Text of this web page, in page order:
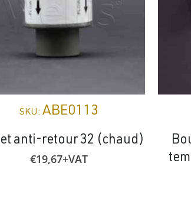
SKU: ABE0113
anti-retour 32 (chaud)
€19,67+VAT